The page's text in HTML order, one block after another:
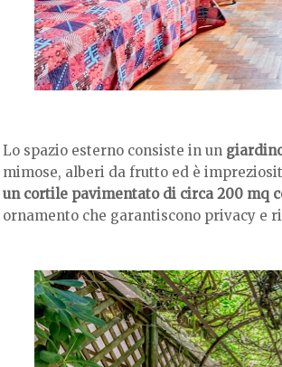
Lo spazio esterno consiste in un
mimose, alberi da frutto ed è
un cortile pavimentato di circa 200 mq
ornamento che garantiscono privacy e